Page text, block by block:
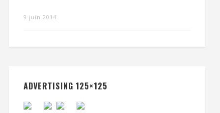
9 juin 2014
ADVERTISING 125×125